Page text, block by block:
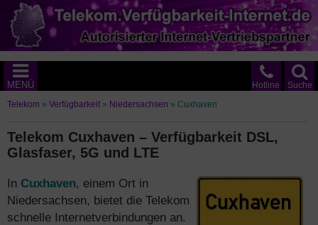
Suche
Hotline
MENÜ
Telekom » Verfügbarkeit » Niedersachsen » Cuxhaven
Telekom Cuxhaven – Verfügbarkeit DSL,
Glasfaser, 5G und LTE
In Cuxhaven, einem Ort in
Niedersachsen, bietet die Telekom
schnelle Internetverbindungen an.